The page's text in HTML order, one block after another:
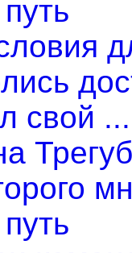
свой